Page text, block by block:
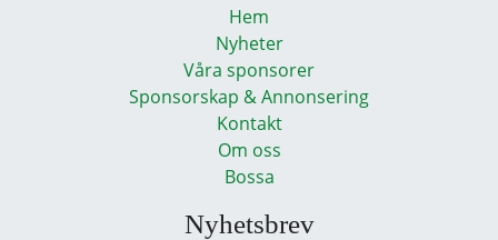
Hem
Nyheter
Våra sponsorer
Sponsorskap & Annonsering
Kontakt
Om oss
Bossa
Nyhetsbrev